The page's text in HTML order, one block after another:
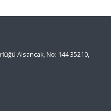
Alsancak, No: 144 35210,